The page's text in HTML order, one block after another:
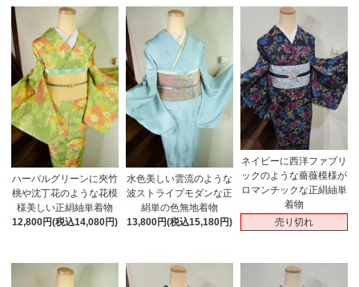
ハーバルグリーンに夾竹
桃や沈丁花のような花模
様美しい正絹紬単着物
12,800円(税込14,080円)
水色美しい雲流のような
波ストライプモダンな正
絹単の色無地着物
13,800円(税込15,180円)
ネイビーに西洋ファブリ
ックのような薔薇模様が
ロマンチックな正絹紬単
着物
売り切れ